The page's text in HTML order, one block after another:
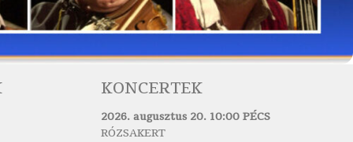
KONCERTEK
2026. augusztus 20. 10:00 PÉCS
RÓZSAKERT